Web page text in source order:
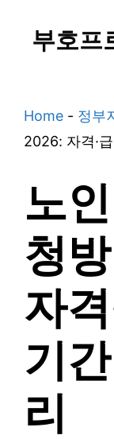
부호프
Home - 정부
2026: 자격·
노
청
자
기
리